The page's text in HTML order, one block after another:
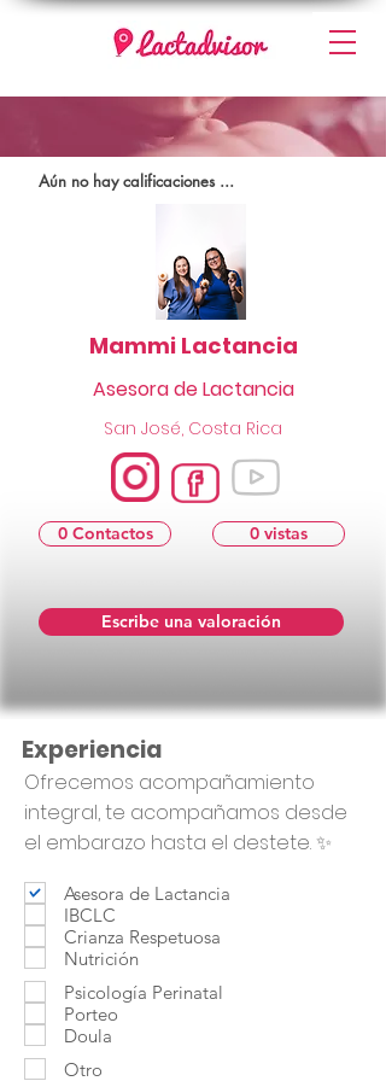
Aún no hay calificaciones ...
Escribe una valoración
0 Contactos
San José, Costa Rica
Mammi Lactancia
Asesora de Lactancia
0 vistas
Ofrecemos acompañamiento
integral, te acompañamos desde
el embarazo hasta el destete. ✨
Asesora de Lactancia
IBCLC
Crianza Respetuosa
Nutrición
Psicología Perinatal
Porteo
Doula
Otro
Experiencia